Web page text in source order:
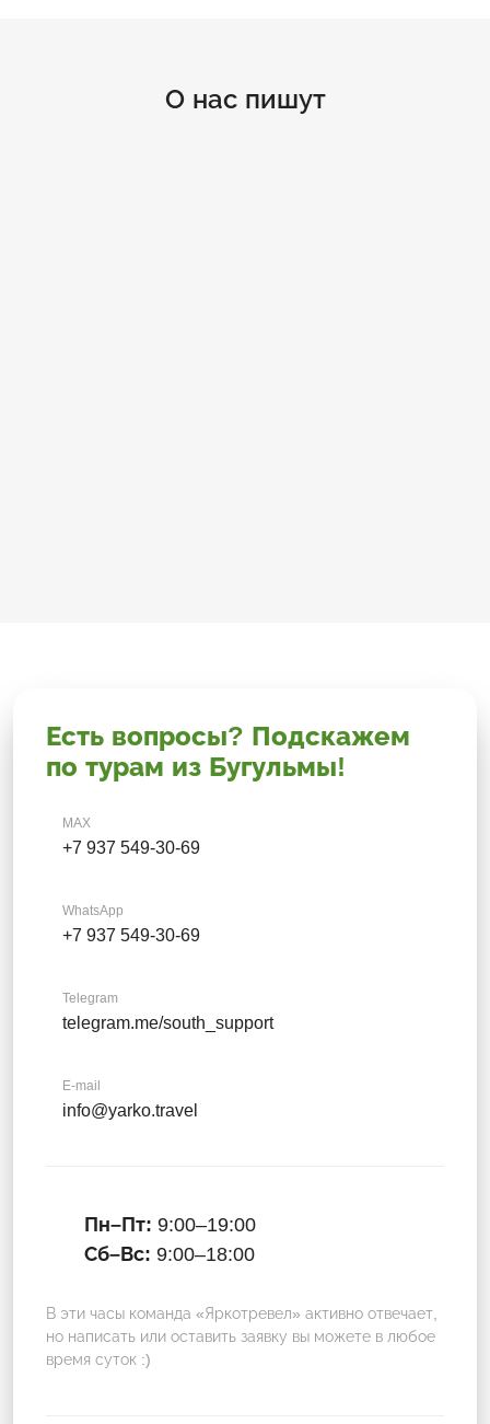
О нас пишут
Есть вопросы? Подскажем
по турам из Бугульмы!
MAX
+7 937 549-30-69
WhatsApp
+7 937 549-30-69
Telegram
telegram.me/south_support
E-mail
info@yarko.travel
Пн–Пт: 9:00–19:00
Сб–Вс: 9:00–18:00
В эти часы команда «Яркотревел» активно отвечает,
но написать или оставить заявку вы можете в любое
время суток :)